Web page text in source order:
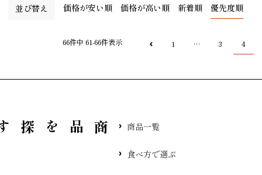
並び替え 価格が安い順 価格が高い順 新着順 優先度順
66件中 61-66件表示 1 … 3 4
す 商品一覧
食べ方で選ぶ